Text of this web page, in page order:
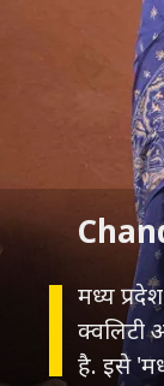
मध्य
है. इसे